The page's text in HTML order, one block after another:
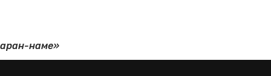
наме»